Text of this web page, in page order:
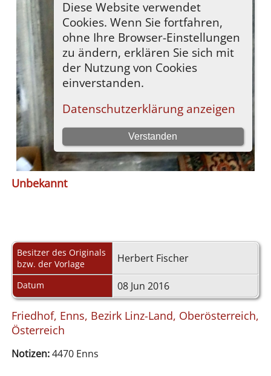
Unbekannt
Besitzer des Originals
bzw. der Vorlage
Herbert Fischer
Datum 08 Jun 2016
Friedhof, Enns, Bezirk Linz-Land, Oberösterreich,
Österreich
Notizen:4470 Enns